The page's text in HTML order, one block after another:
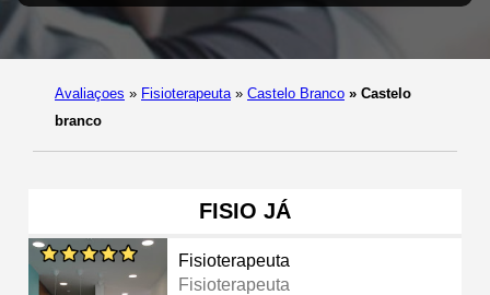
Avaliaçoes » Fisioterapeuta » Castelo Branco » Castelo
branco
FISIO JÁ
Fisioterapeuta
Fisioterapeuta